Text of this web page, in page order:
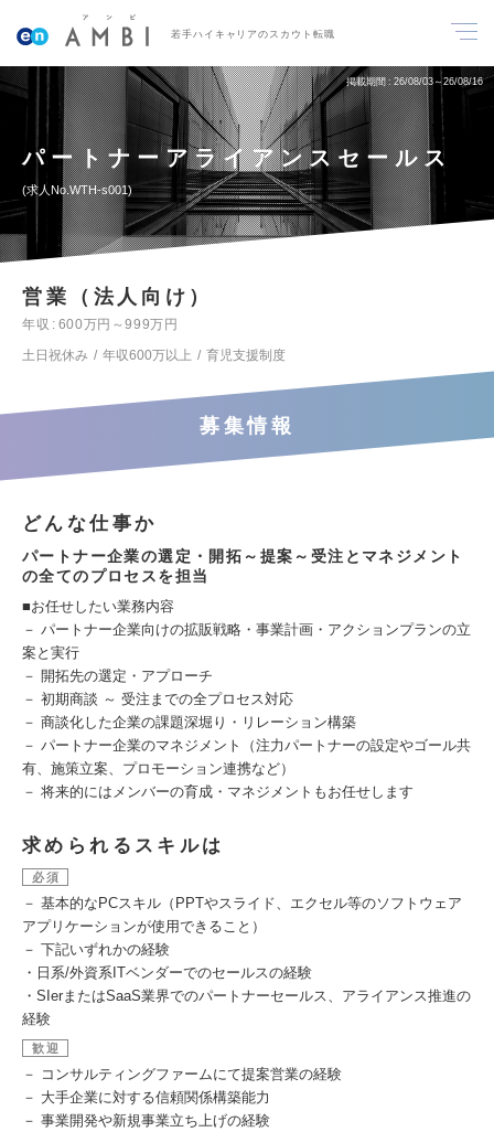
若手ハイキャリアのスカウト転職
掲載期間 26/08/03～26/08/16
パートナーアライアンスセールス
求人No.WTH-s001
営業（法人向け）
年収
600万円～999万円
土日祝休み
年収600万以上 育児支援制度
募集情報
どんな仕事か
パートナー企業の選定・開拓～提案～受注とマネジメント
の全てのプロセスを担当
■お任せしたい業務内容
－ パートナー企業向けの拡販戦略・事業計画・アクションプランの立
案と実行
－ 開拓先の選定・アプローチ
－ 初期商談 ～ 受注までの全プロセス対応
－ 商談化した企業の課題深堀り・リレーション構築
－ パートナー企業のマネジメント（注力パートナーの設定やゴール共
有、施策立案、プロモーション連携など）
－ 将来的にはメンバーの育成・マネジメントもお任せします
求められるスキルは
必須
－ 基本的なPCスキル（PPTやスライド、エクセル等のソフトウェア
アプリケーションが使用できること）
－ 下記いずれかの経験
・日系/外資系ITベンダーでのセールスの経験
・SIerまたはSaaS業界でのパートナーセールス、アライアンス推進の
経験
歓迎
－ コンサルティングファームにて提案営業の経験
－ 大手企業に対する信頼関係構築能力
－ 事業開発や新規事業立ち上げの経験